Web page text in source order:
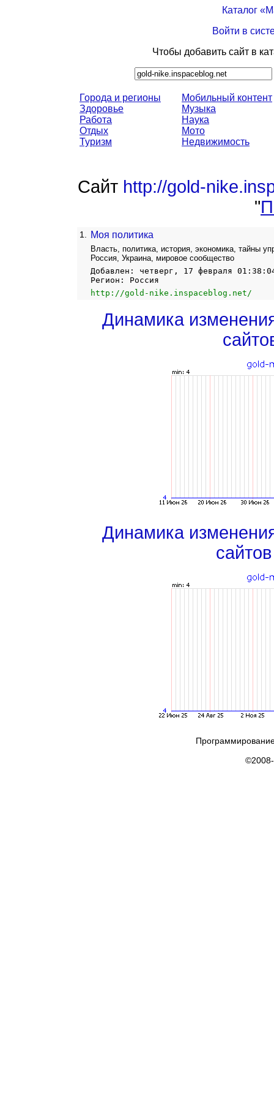
Каталог
Войти в
Чтобы добавить сайт в
Города и регионы
Здоровье
Работа
Отдых
Туризм
Мобильный контент
Музыка
Наука
Мото
Недвижимость
Сайт http://gold-
"
1. Моя политика
Власть, политика, история, экономика, тайны
Россия, Украина, мировое сообщество
Добавлен: четверг, 17 февраля
Регион: Россия
http://gold-nike.inspaceblog.net/
Динамика
Динамика
сайтов